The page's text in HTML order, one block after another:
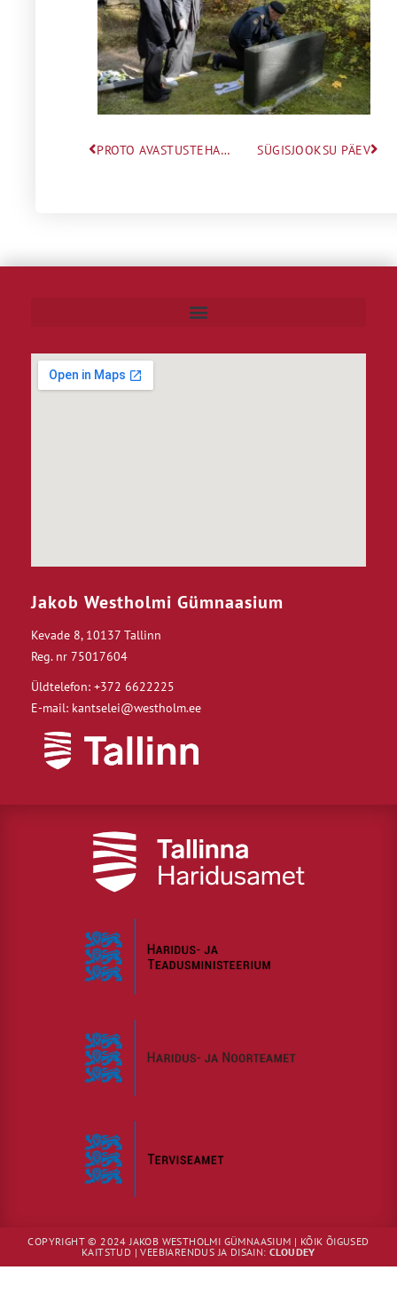
PROTO AVASTUSTEHASE TÖÖTOAD SÜGISJOOKSU PÄEV
Jakob Westholmi Gümnaasium
Kevade 8, 10137 Tallinn
Reg. nr 75017604
Üldtelefon: +372 6622225
E-mail: kantselei@westholm.ee
COPYRIGHT © 2024 JAKOB WESTHOLMI GÜMNAASIUM | KÕIK ÕIGUSED
KAITSTUD | VEEBIARENDUS JA DISAIN:CLOUDEY